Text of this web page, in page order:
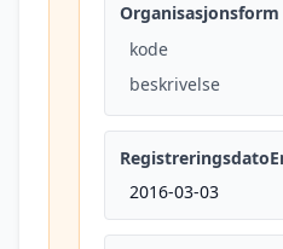
Organisasjonsform
kode
beskrivelse
2016-03-03